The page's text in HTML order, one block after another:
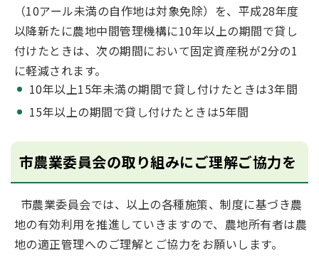
（10アール未満の自作地は対象免除）を、平成28年度
以降新たに農地中間管理機構に10年以上の期間で貸し
付けたときは、次の期間において固定資産税が2分の1
に軽減されます。
10年以上15年未満の期間で貸し付けたときは3年間
15年以上の期間で貸し付けたときは5年間
市農業委員会の取り組みにご理解ご協力を
市農業委員会では、以上の各種施策、制度に基づき農
地の有効利用を推進していきますので、農地所有者は農
地の適正管理へのご理解とご協力をお願いします。